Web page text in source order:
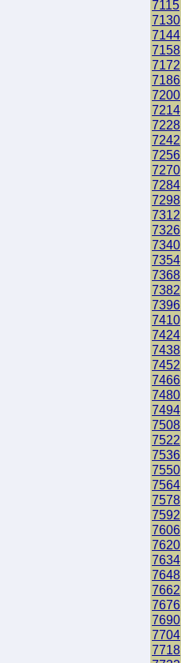
7115
7130
7144
7158
7172
7186
7200
7214
7228
7242
7256
7270
7284
7298
7312
7326
7340
7354
7368
7382
7396
7410
7424
7438
7452
7466
7480
7494
7508
7522
7536
7550
7564
7578
7592
7606
7620
7634
7648
7662
7676
7690
7704
7718